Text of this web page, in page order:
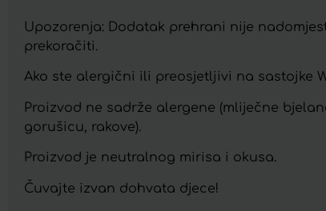
Upozorenja: Dodatak prehrani nije
prekoračiti.
Ako ste alergični ili preosjetljivi na sastojke
Proizvod ne sadrže alergene (mliječne
gorušicu, rakove).
Proizvod je neutralnog mirisa i okusa.
Čuvajte izvan dohvata djece!